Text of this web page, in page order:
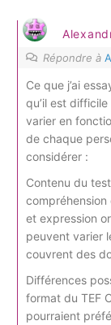
Répondre à
Ce que j’ai
qu’il est
varier en
de chaque
considérer :
Contenu du
et expression
peuvent varier
couvrent des
Différences
format du TEF
pourraient